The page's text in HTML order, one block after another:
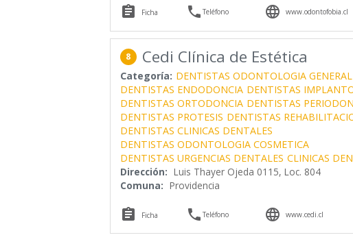
 Ficha Teléfono  www.odontofobia.cl
8 Cedi Clínica de Estética
Categoría: DENTISTAS ODONTOLOGIA GENERAL
DENTISTAS ENDODONCIA DENTISTAS
DENTISTAS ORTODONCIA DENTISTAS
DENTISTAS PROTESIS DENTISTAS
DENTISTAS CLINICAS DENTALES
DENTISTAS ODONTOLOGIA COSMETICA
DENTISTAS URGENCIAS DENTALES CLINICAS
Dirección: Luis Thayer Ojeda 0115, Loc. 804
Comuna: Providencia
 Ficha Teléfono  www.cedi.cl